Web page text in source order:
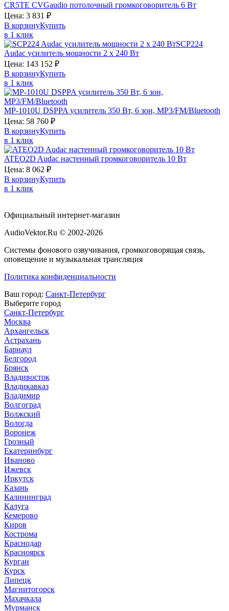
CR5TE CVGaudio потолочный громкоговоритель 6 Вт
Цена: 3 831 ₽
В корзинуКупить
в 1 клик
SCP224
Audac усилитель мощности 2 х 240 Вт
Цена: 143 152 ₽
В корзинуКупить
в 1 клик
MP-1010U DSPPA усилитель 350 Вт, 6 зон, MP3/FM/Bluetooth
Цена: 58 760 ₽
В корзинуКупить
в 1 клик
ATEO2D Audac настенный громкоговоритель 10 Вт
Цена: 8 062 ₽
В корзинуКупить
в 1 клик
Официальный интернет-магазин
AudioVektor.Ru © 2002-2026
Системы фонового озвучивания, громкоговорящая связь,
оповещение и музыкальная трансляция
Политика конфиденциальности
Ваш город: Санкт-Петербург
Выберите город
Санкт-Петербург
Москва
Архангельск
Астрахань
Барнаул
Белгород
Брянск
Владивосток
Владикавказ
Владимир
Волгоград
Волжский
Вологда
Воронеж
Грозный
Екатеринбург
Иваново
Ижевск
Иркутск
Казань
Калининград
Калуга
Кемерово
Киров
Кострома
Краснодар
Красноярск
Курган
Курск
Липецк
Магнитогорск
Махачкала
Мурманск